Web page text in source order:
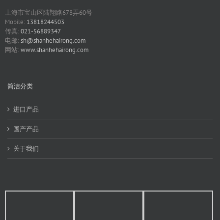
上海市宝山区陆翔路678弄60号
Mobile: 13818244503
传真:021-56889347
电邮:sh@shanhehairong.com
网站:www.shanhehairong.com
简洁分类
进口产品
国产产品
关于我们